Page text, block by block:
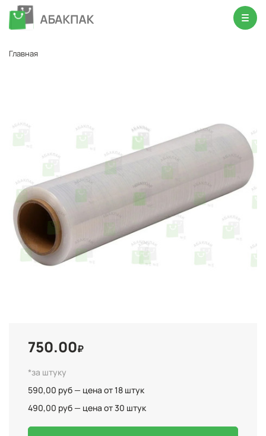
Главная
750.00₽
*за штуку
590,00 руб — цена от 18 штук
490,00 руб — цена от 30 штук